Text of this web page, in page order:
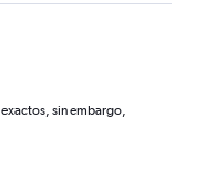
sin embargo,